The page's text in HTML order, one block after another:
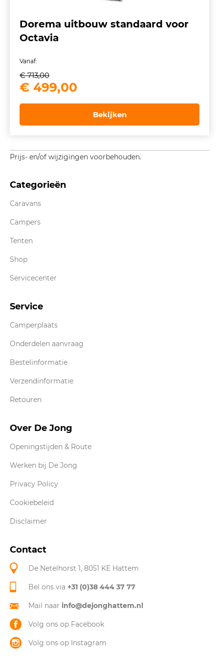
Dorema uitbouw standaard voor
Octavia
Vanaf:
€713,00
Oorspronkelijke
€ 713,00.
€ 499,00
€ 499,00.
Bekijken
Prijs- en/of wijzigingen voorbehouden.
Categorieën
Caravans
Campers
Tenten
Shop
Servicecenter
Service
Camperplaats
Onderdelen aanvraag
Bestelinformatie
Verzendinformatie
Retouren
Over De Jong
Openingstijden & Route
Werken bij De Jong
Privacy Policy
Cookiebeleid
Disclaimer
Contact
De Netelhorst 1, 8051 KE Hattem
Bel ons via +31 (0)38 444 37 77
Mail naar info@dejonghattem.nl
Volg ons op Facebook
Volg ons op Instagram